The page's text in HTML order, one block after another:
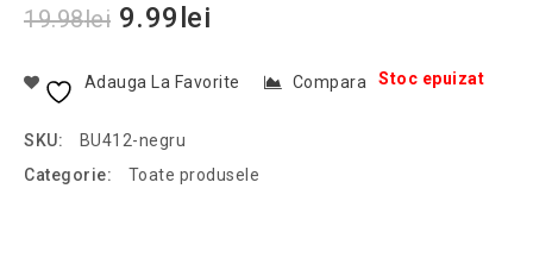
19.98lei 9.99 lei
Stoc epuizat
Adauga La Favorite Compara
SKU:
BU412-negru
Categorie:
Toate produsele